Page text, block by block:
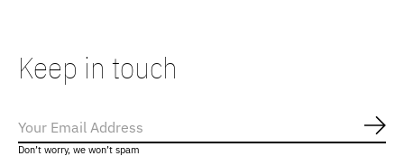
Keep in touch
Don’t worry, we won’t spam